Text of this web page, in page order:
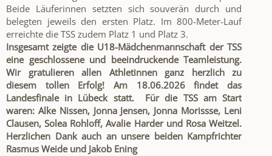
Beide Läuferinnen setzten sich souverän durch und
belegten jeweils den ersten Platz. Im 800-Meter-Lauf
erreichte die TSS zudem Platz 1 und Platz 3.
Insgesamt zeigte die U18-Mädchenmannschaft der TSS
eine geschlossene und beeindruckende Teamleistung.
Wir gratulieren allen Athletinnen ganz herzlich zu
diesem tollen Erfolg! Am 18.06.2026 findet das
Landesfinale in Lübeck statt. Für die TSS am Start
waren: Alke Nissen, Jonna Jensen, Jonna Morissse, Leni
Clausen, Solea Rohloff, Avalie Harder und Rosa Weitzel.
Herzlichen Dank auch an unsere beiden Kampfrichter
Rasmus Weide und Jakob Ening